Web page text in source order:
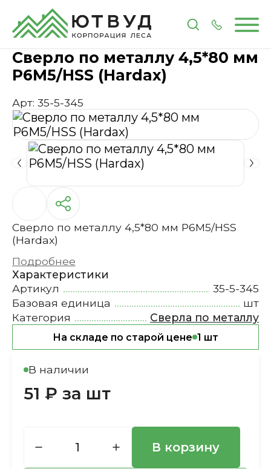
ГлавнаяКаталогИнструменты и расходные
Сверло по металлу 4,5*80 мм
P6M5/HSS (Hardax)
Арт: 35-5-345
Сверло по металлу 4,5*80 мм P6M5/HSS
(Hardax)
Подробнее
Характеристики
Артикул
35-5-345
Базовая единица
шт
Категория
Сверла по металлу
На складе по старой цене 1 шт
В наличии
51 ₽ за шт
В корзину